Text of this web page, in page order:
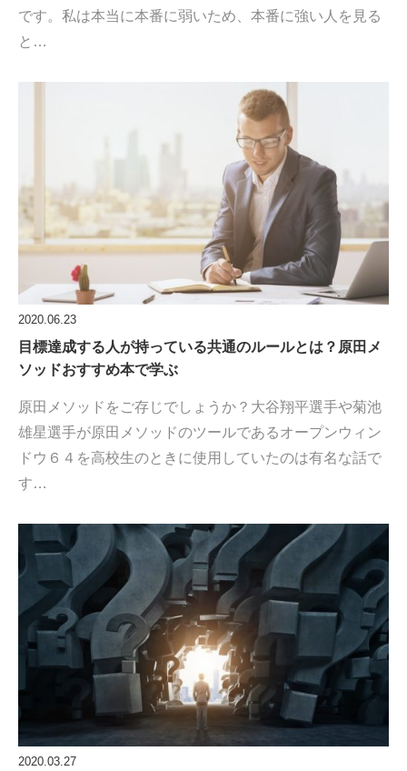
です。私は本当に本番に弱いため、本番に強い人を見る
と…
2020.06.23
目標達成する人が持っている共通のルールとは？原田メ
ソッドおすすめ本で学ぶ
原田メソッドをご存じでしょうか？大谷翔平選手や菊池
雄星選手が原田メソッドのツールであるオープンウィン
ドウ６４を高校生のときに使用していたのは有名な話で
す…
2020.03.27